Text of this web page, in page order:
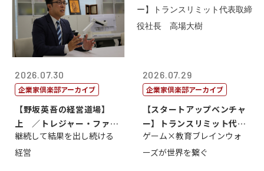
2026.07.30
企業家倶楽部アーカイブ
【野坂英吾の経営道場】
上 ／トレジャー・ファク
トリー社長野坂...
継続して結果を出し続ける
経営
2026.07.29
企業家倶楽部アーカイブ
【スタートアップベンチャ
ー】トランスリミット代表
取締役社長 ...
ゲーム×教育ブレインウォ
ーズが世界を繋ぐ